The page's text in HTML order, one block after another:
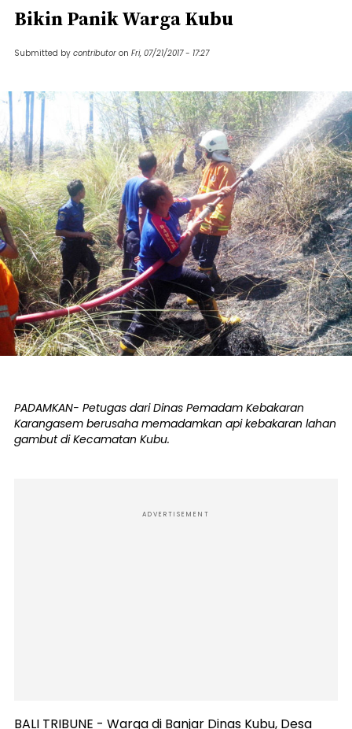
Bikin Panik Warga Kubu
Submitted by contributor on Fri, 07/21/2017 - 17:27
PADAMKAN- Petugas dari Dinas Pemadam Kebakaran
Karangasem berusaha memadamkan api kebakaran lahan
gambut di Kecamatan Kubu.
ADVERTISEMENT
BALI TRIBUNE - Warga di Banjar Dinas Kubu, Desa